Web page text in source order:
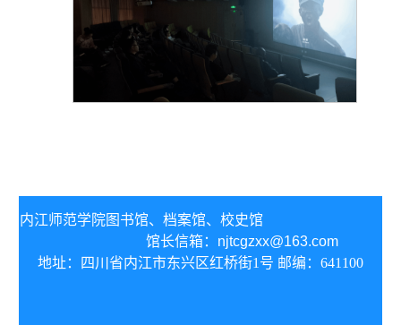
内江师范学院图书馆、 档案馆、校史馆
馆长信箱： njtcgzxx@163.com
地址：四川省内江市东兴区红桥街1号 邮编：641100